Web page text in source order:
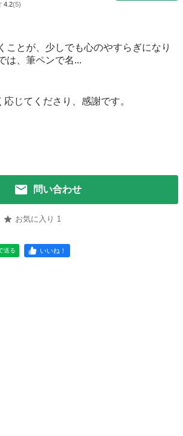
4.2(5)
ことが、少しでも心のやすらぎになり
は、筆ペンで名...
じてくださり、感謝です。
問い合わせ
お気に入り 1
送る いいね！